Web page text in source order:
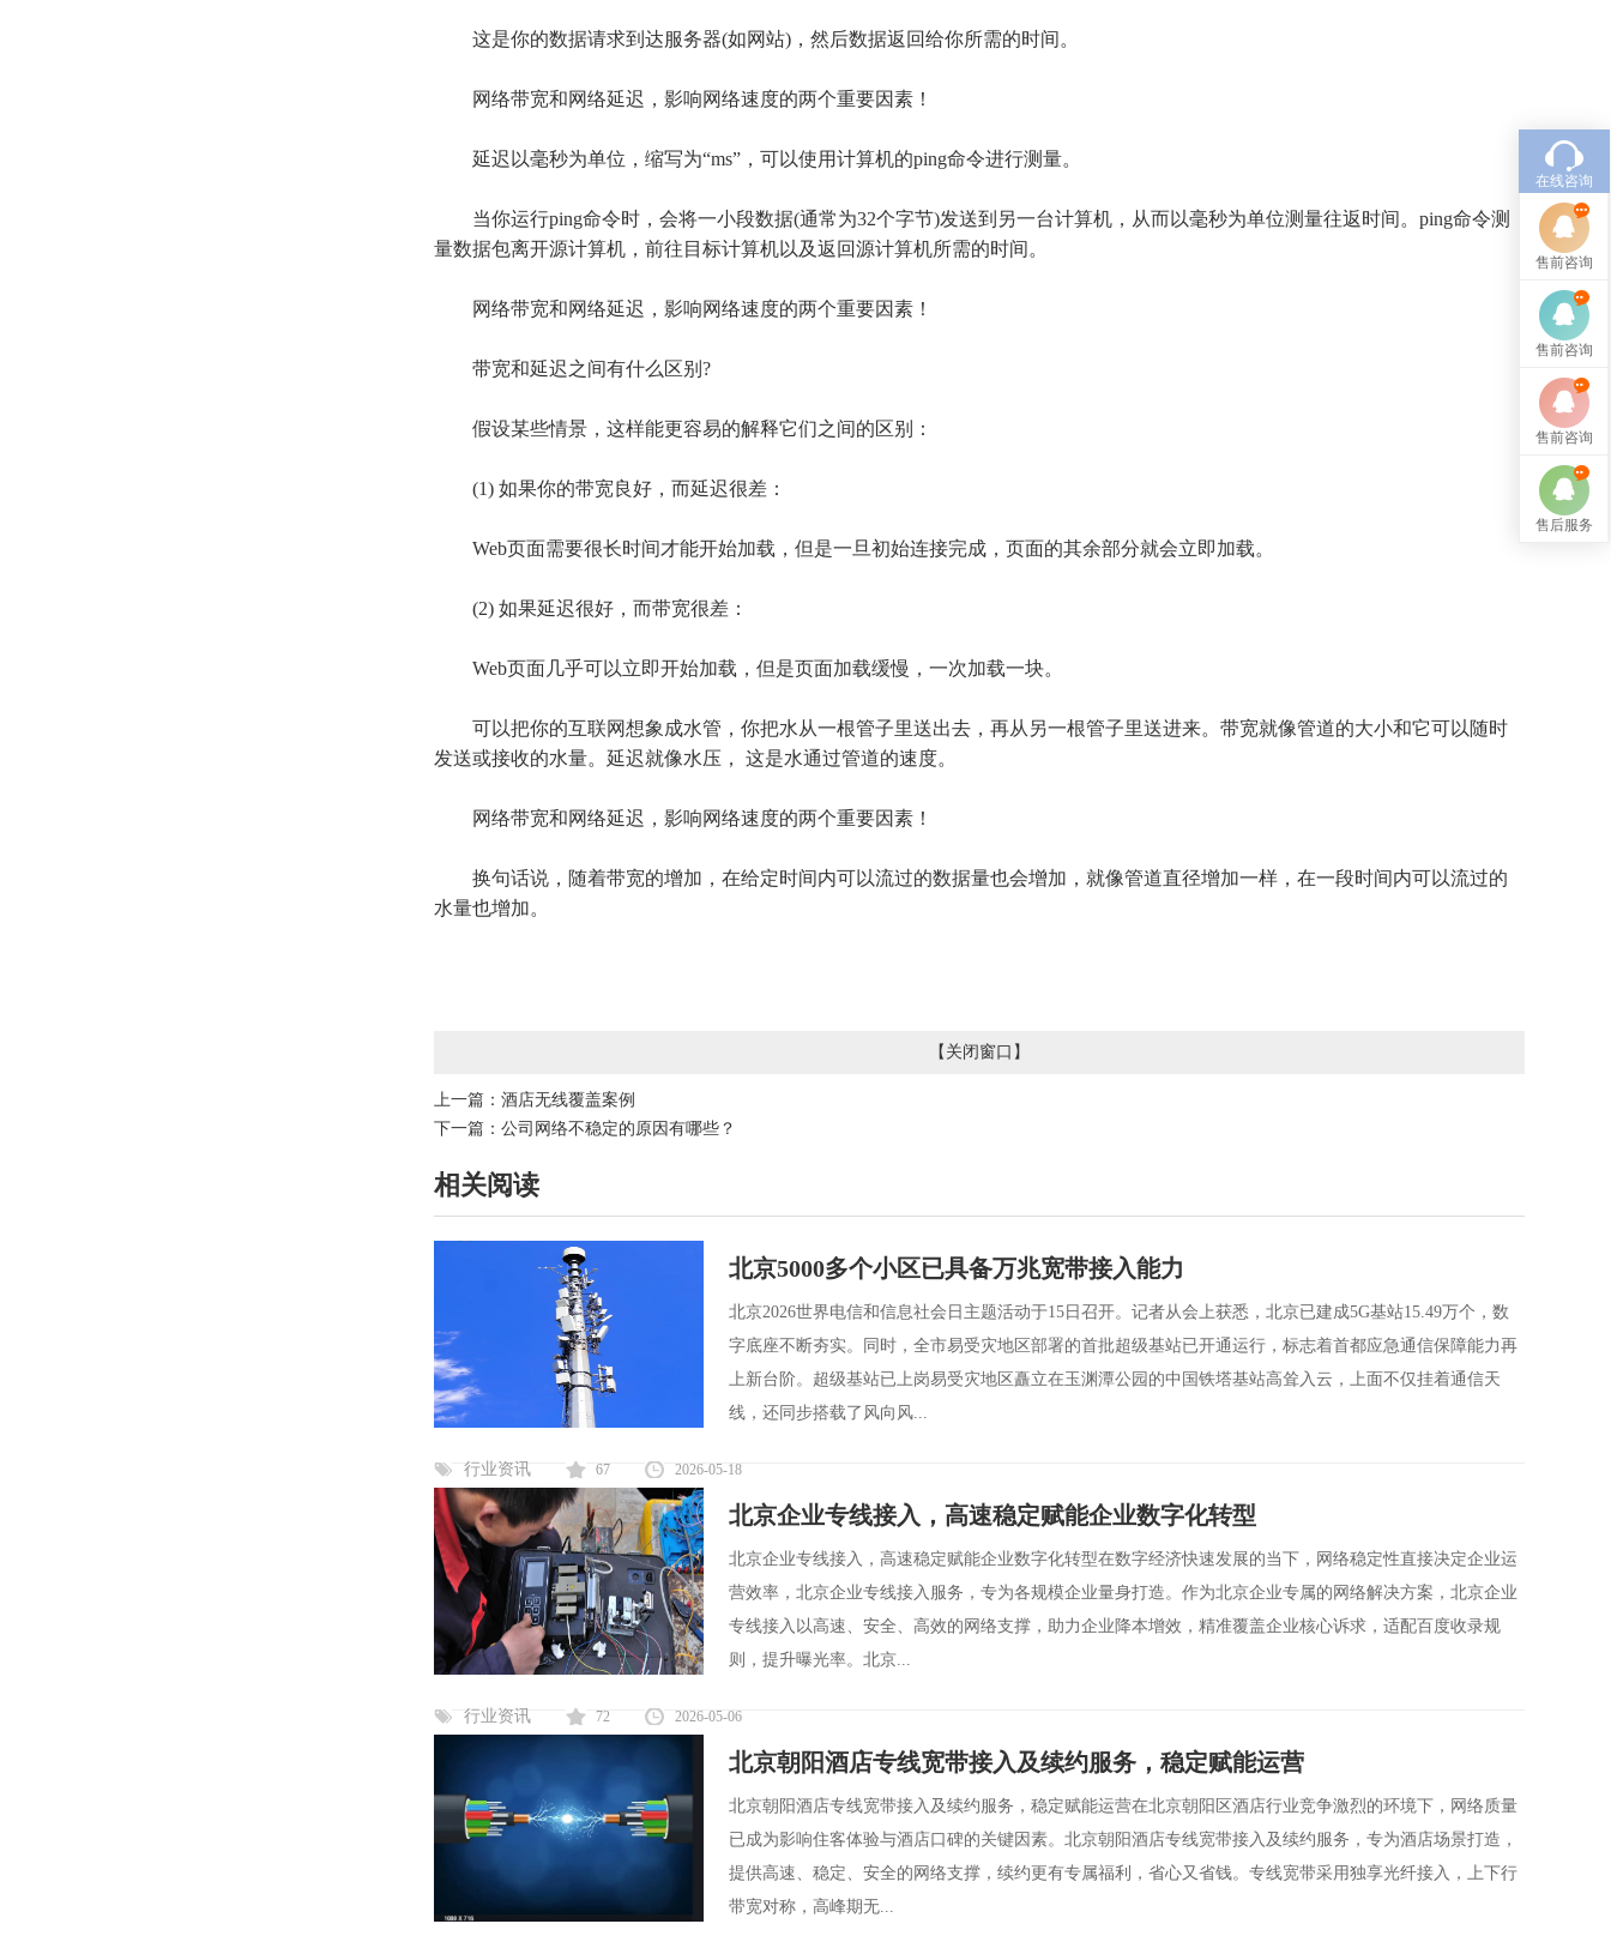
这是你的数据请求到达服务器(如网站)，然后数据返回给你所需的时间。
网络带宽和网络延迟，影响网络速度的两个重要因素！
延迟以毫秒为单位，缩写为“ms”，可以使用计算机的ping命令进行测量。
当你运行ping命令时，会将一小段数据(通常为32个字节)发送到另一台计算机，从而以毫秒为单位测量往返时间。ping命令测
量数据包离开源计算机，前往目标计算机以及返回源计算机所需的时间。
网络带宽和网络延迟，影响网络速度的两个重要因素！
带宽和延迟之间有什么区别 ?
假设某些情景，这样能更容易的解释它们之间的区别：
(1) 如果你的带宽良好，而延迟很差：
Web页面需要很长时间才能开始加载，但是一旦初始连接完成，页面的其余部分就会立即加载。
(2) 如果延迟很好，而带宽很差：
Web页面几乎可以立即开始加载，但是页面加载缓慢，一次加载一块。
可以把你的互联网想象成水管，你把水从一根管子里送出去，再从另一根管子里送进来。带宽就像管道的大小和它可以随时
发送或接收的水量。延迟就像水压，
这是水通过管道的速度。
网络带宽和网络延迟，影响网络速度的两个重要因素！
换句话说，随着带宽的增加，在给定时间内可以流过的数据量也会增加，就像管道直径增加一样，在一段时间内可以流过的
水量也增加。
【 关闭窗口 】
上一篇： 酒店无线覆盖案例
下一篇： 公司网络不稳定的原因有哪些？
相关阅读
北京5000多个小区已具备万兆宽带接入能力
北京2026世界电信和信息社会日主题活动于15日召开。记者从会上获悉，北京已建成5G基站15.49万个，数
字底座不断夯实。同时，全市易受灾地区部署的首批超级基站已开通运行，标志着首都应急通信保障能力再
上新台阶。超级基站已上岗易受灾地区矗立在玉渊潭公园的中国铁塔基站高耸入云，上面不仅挂着通信天
线，还同步搭载了风向风...
行业资讯 67 2026-05-18
北京企业专线接入，高速稳定赋能企业数字化转型
北京企业专线接入，高速稳定赋能企业数字化转型在数字经济快速发展的当下，网络稳定性直接决定企业运
营效率，北京企业专线接入服务，专为各规模企业量身打造。作为北京企业专属的网络解决方案，北京企业
专线接入以高速、安全、高效的网络支撑，助力企业降本增效，精准覆盖企业核心诉求，适配百度收录规
则，提升曝光率。北京...
行业资讯 72 2026-05-06
北京朝阳酒店专线宽带接入及续约服务，稳定赋能运营
北京朝阳酒店专线宽带接入及续约服务，稳定赋能运营在北京朝阳区酒店行业竞争激烈的环境下，网络质量
已成为影响住客体验与酒店口碑的关键因素。北京朝阳酒店专线宽带接入及续约服务，专为酒店场景打造，
提供高速、稳定、安全的网络支撑，续约更有专属福利，省心又省钱。专线宽带采用独享光纤接入，上下行
带宽对称，高峰期无...
在线咨询
售前咨询
售前咨询
售前咨询
售后服务